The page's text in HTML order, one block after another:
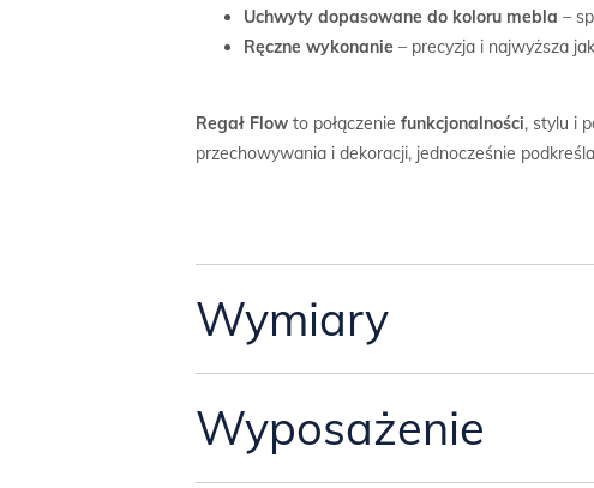
Uchwyty dopasowane do koloru mebla –
Ręczne wykonanie – precyzja i najwyższa
Regał Flow to połączeniefunkcjonalności, stylu i
przechowywania i dekoracji, jednocześnie
Wymiary
Wymiar regału:
-szerokość 50 cm,
Wyposażenie